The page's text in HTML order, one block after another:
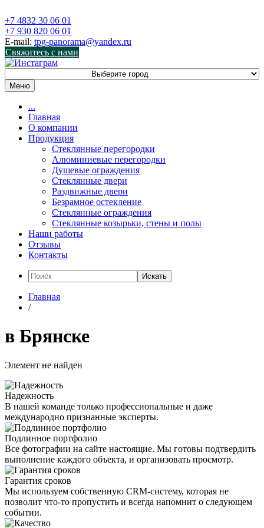
+7 4832 30 06 01
+7 930 820 06 01
E-mail: tpg-panorama@yandex.ru
Свяжитесь с нами
Меню
...
Главная
О компании
Продукция
Стеклянные перегородки
Алюминиевые перегородки
Душевые ограждения
Стеклянные двери
Раздвижные двери
Безрамное остекление
Стеклянные ограждения
Стеклянные козырьки, стены и полы
Наши работы
Отзывы
Контакты
Искать
Главная
/
в Брянске
Элемент не найден
Надежность
В нашей команде только профессиональные и даже
международно признанные эксперты.
Подлинное портфолио
Все фотографии на сайте настоящие. Мы готовы подтвердить
выполнение каждого объекта, и организовать просмотр.
Гарантия сроков
Мы используем собственную CRM-систему, которая не
позволит что-то пропустить и всегда напомнит о следующем
событии.